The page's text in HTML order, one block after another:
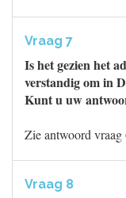
Vraag 7
Is het gezien het
verstandig om in
Kunt u uw
Zie antwoord vraag
Vraag 8